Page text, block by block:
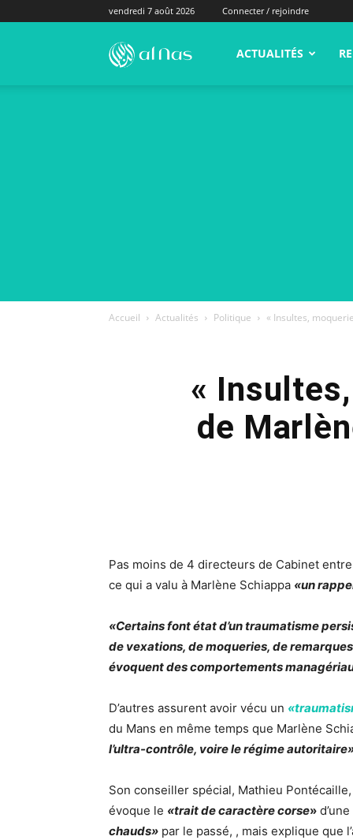
vendredi 7 août 2026 Connecter / rejoindre
alNas.fr ACTUALITÉS
Accueil Actualités Politique « Insultes,
«
de
Pas moins de 4 directeurs de Cabinet
ce qui a valu à Marlène Schiappa «un
«Certains font état d’un traumatisme
de vexations, de moqueries, de
évoquent des comportements
D’autres assurent avoir vécu un
du Mans en même temps que Marlène
l’ultra-contrôle, voire le régime
Son conseiller spécial, Mathieu
évoque le «trait de caractère corse»
chauds» par le passé, , mais explique que